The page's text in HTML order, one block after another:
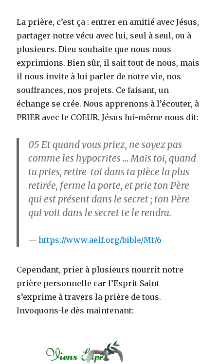
La prière, c’est ça : entrer en amitié avec Jésus,
partager notre vécu avec lui, seul à seul, ou à
plusieurs. Dieu souhaite que nous nous
exprimions. Bien sûr, il sait tout de nous, mais
il nous invite à lui parler de notre vie, nos
souffrances, nos projets. Ce faisant, un
échange se crée. Nous apprenons à l’écouter, à
PRIER avec le COEUR. Jésus lui-même nous dit:
05 Et quand vous priez, ne soyez pas
comme les hypocrites … Mais toi, quand
tu pries, retire-toi dans ta pièce la plus
retirée, ferme la porte, et prie ton Père
qui est présent dans le secret ; ton Père
qui voit dans le secret te le rendra.
https://www.aelf.org/bible/Mt/6
Cependant, prier à plusieurs nourrit notre
prière personnelle car l’Esprit Saint
s’exprime à travers la prière de tous.
Invoquons-le dès maintenant: